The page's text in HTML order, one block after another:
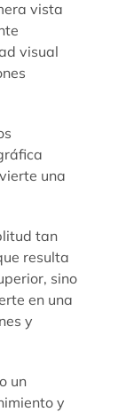
vista
visual
una
tan
resulta
sino
en una
y
un
y